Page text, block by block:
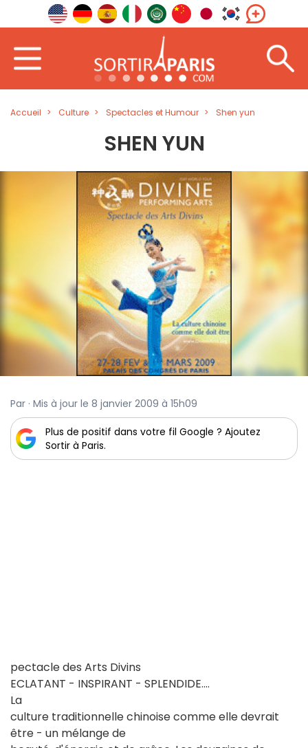
Accueil Culture Spectacles et Humour Shen yun
SHEN YUN
Par · Mis à jour le 8 janvier 2009 à 15h09
Plus de positif dans votre fil Google ? Ajoutez
Sortir à Paris.
pectacle des Arts Divins
ECLATANT - INSPIRANT - SPLENDIDE....
La
culture traditionnelle chinoise comme elle devrait
être - un mélange de